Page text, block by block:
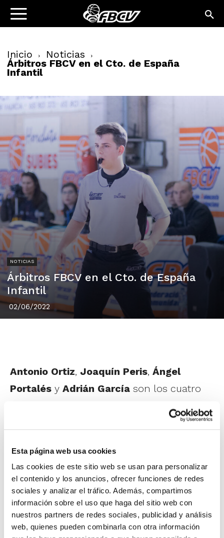
Esta página web usa cookies
Las cookies de este sitio web se usan para personalizar
el contenido y los anuncios, ofrecer funciones de redes
sociales y analizar el tráfico. Además, compartimos
información sobre el uso que haga del sitio web con
nuestros partners de redes sociales, publicidad y análisis
web, quienes pueden combinarla con otra información
Inicio Noticias
Árbitros FBCV en el Cto. de España
Infantil
NOTICIAS
Árbitros FBCV en el Cto. de España
Infantil
02/06/2022
Antonio Ortiz, Joaquín Peris, Ángel
Portalés y Adrián García son los cuatro
árbitros FBCV que actuarán en el próximo
Campeonato de España Infantil de Clubes,
de 4